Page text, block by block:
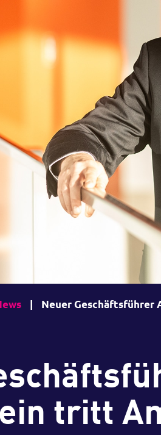
| Neuer Geschäftsführer
tritt